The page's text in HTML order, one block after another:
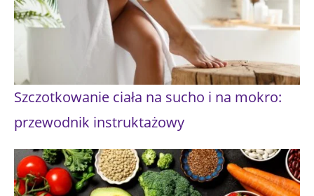
Szczotkowanie ciała na sucho i na mokro:
przewodnik instruktażowy